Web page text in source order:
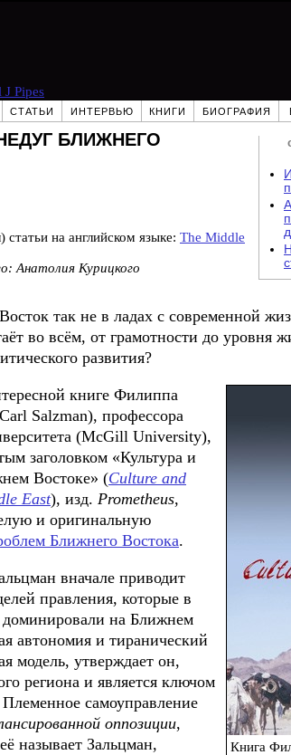
СТАТЬИ ИНТЕРВЬЮ КНИГИ БИОГРАФИЯ
БЛИЖНЕГO
на английском языке: The Middle
Анатолия Курицкого
так не в ладах с современной
во всём, от грамотности до уровня
развития?
Книга
книге Филиппа
Salzman), профессора
(McGill University),
заголовком «Культура и
Востоке» (Culture and
East), изд. Prometheus,
и оригинальную
Ближнего Востока.
вначале приводит
правления, которые в
доминировали на Ближнем
автономия и тиранический
модель, утверждает он,
региона и является ключом
самоуправление
оппозиции,
называет Зальцман,